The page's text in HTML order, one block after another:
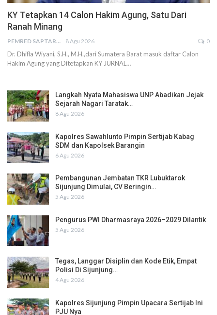
KY Tetapkan 14 Calon Hakim Agung, Satu Dari
Ranah Minang
PEMRED SAPTARIUS 8 Agu 2026 0
Dr. Dhifla Wiyani, S.H., M.H.,dari Sumatera Barat masuk daftar Calon
Hakim Agung yang Ditetapkan KY JURNAL…
Langkah Nyata Mahasiswa UNP Abadikan Jejak
Sejarah Nagari Taratak…
8 Agu 2026
Kapolres Sawahlunto Pimpin Sertijab Kabag
SDM dan Kapolsek Barangin
6 Agu 2026
Pembangunan Jembatan TKR Lubuktarok
Sijunjung Dimulai, CV Beringin…
5 Agu 2026
Pengurus PWI Dharmasraya 2026–2029 Dilantik
5 Agu 2026
Tegas, Langgar Disiplin dan Kode Etik, Empat
Polisi Di Sijunjung…
4 Agu 2026
Kapolres Sijunjung Pimpin Upacara Sertijab Ini
PJU Nya